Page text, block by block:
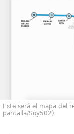
Este será el mapa del
pantalla/Soy502)